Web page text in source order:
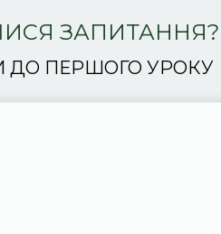
ЗАПИТАННЯ?
ДО ПЕРШОГО УРОКУ